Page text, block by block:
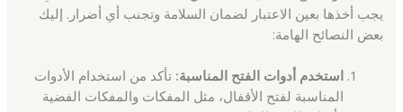
يجب أخذها بعين الاعتبار لضمان السلامة وتجنب أي أضرار. إليك
بعض النصائح الهامة:
استخدم أدوات الفتح المناسبة: تأكد من استخدام الأدوات
المناسبة لفتح الأقفال، مثل المفكات والمفكات الفضية